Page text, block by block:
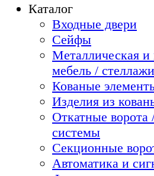
Каталог
Входные двери
Сейфы
Металлическая и
мебель / стеллажи
Кованые
Изделия из
Откатные
системы
Секционные
Автоматика и